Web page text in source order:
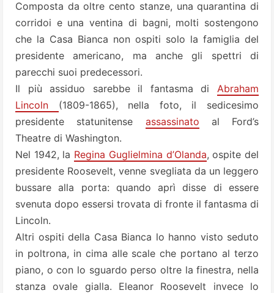
Composta da oltre cento stanze, una quarantina di
corridoi e una ventina di bagni, molti sostengono
che la Casa Bianca non ospiti solo la famiglia del
presidente americano, ma anche gli spettri di
parecchi suoi predecessori.
Il più assiduo sarebbe il fantasma di Abraham
Lincoln (1809-1865), nella foto, il sedicesimo
presidente statunitense assassinato al Ford’s
Theatre di Washington.
Nel 1942, la Regina Guglielmina d’Olanda, ospite del
presidente Roosevelt, venne svegliata da un leggero
bussare alla porta: quando aprì disse di essere
svenuta dopo essersi trovata di fronte il fantasma di
Lincoln.
Altri ospiti della Casa Bianca lo hanno visto seduto
in poltrona, in cima alle scale che portano al terzo
piano, o con lo sguardo perso oltre la finestra, nella
stanza ovale gialla. Eleanor Roosevelt invece lo